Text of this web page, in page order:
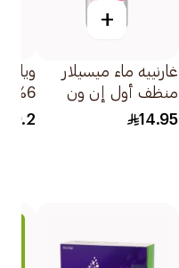
+
غارنييه ماء ميسيلار
منظف أول إن ون
المتكامل لجميع مناطق
14.95
6% 60مل
9.2